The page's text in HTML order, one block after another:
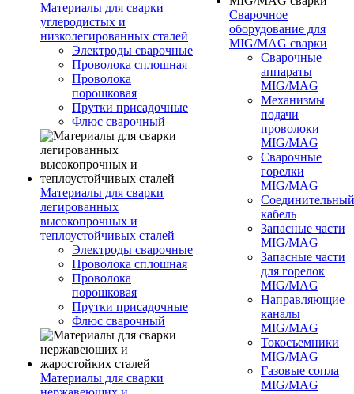
Материалы для сварки
углеродистых и
низколегированных сталей
Электроды сварочные
Проволока сплошная
Проволока
порошковая
Прутки присадочные
Флюс сварочный
Материалы для сварки
легированных
высокопрочных и
теплоустойчивых сталей
Электроды сварочные
Проволока сплошная
Проволока
порошковая
Прутки присадочные
Флюс сварочный
Материалы для сварки
Сварочное
оборудование для
MIG/MAG сварки
Сварочные
аппараты
MIG/MAG
Механизмы
подачи
проволоки
MIG/MAG
Сварочные
горелки
MIG/MAG
Соединительный
кабель
Запасные части
MIG/MAG
Запасные части
для горелок
MIG/MAG
Направляющие
каналы
MIG/MAG
Токосъемники
MIG/MAG
Газовые сопла
MIG/MAG